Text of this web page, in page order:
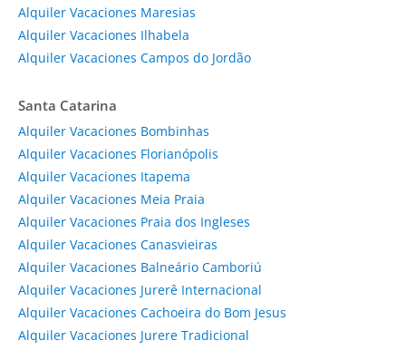
Alquiler Vacaciones Maresias
Alquiler Vacaciones Ilhabela
Alquiler Vacaciones Campos do Jordão
Santa Catarina
Alquiler Vacaciones Bombinhas
Alquiler Vacaciones Florianópolis
Alquiler Vacaciones Itapema
Alquiler Vacaciones Meia Praia
Alquiler Vacaciones Praia dos Ingleses
Alquiler Vacaciones Canasvieiras
Alquiler Vacaciones Balneário Camboriú
Alquiler Vacaciones Jurerê Internacional
Alquiler Vacaciones Cachoeira do Bom Jesus
Alquiler Vacaciones Jurere Tradicional